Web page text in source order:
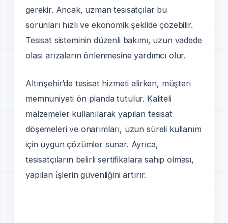
gerekir. Ancak, uzman tesisatçılar bu
sorunları hızlı ve ekonomik şekilde çözebilir.
Tesisat sisteminin düzenli bakımı, uzun vadede
olası arızaların önlenmesine yardımcı olur.
Altınşehir’de tesisat hizmeti alirken, müşteri
memnuniyeti ön planda tutulur. Kaliteli
malzemeler kullanılarak yapılan tesisat
döşemeleri ve onarımları, uzun süreli kullanım
için uygun çözümler sunar. Ayrıca,
tesisatçıların belirli sertifikalara sahip olması,
yapılan i̇şlerin güvenliğini artırır.